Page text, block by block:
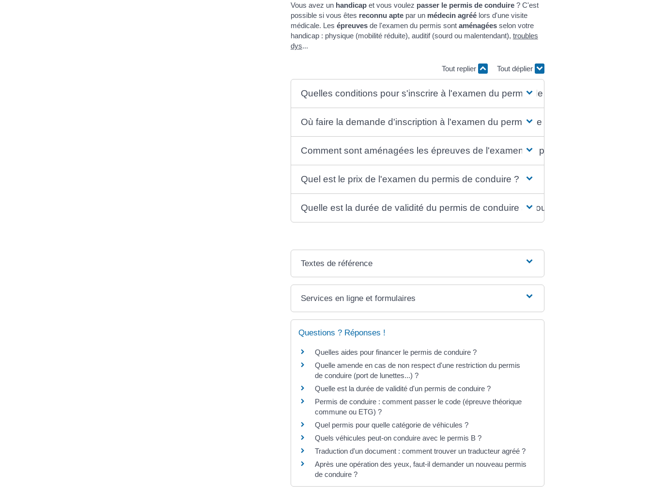
Vous avez un handicapet vous voulez passer le permis de conduire? C'est
possible si vous êtes reconnu aptepar un médecin agréélors d'une visite
médicale. Les épreuvesde l'examen du permis sont aménagéesselon votre
handicap : physique (mobilité réduite), auditif (sourd ou malentendant), troubles
dys...
Tout replier Tout déplier
Quelles conditions pour s'inscrire à l'examen du permis de conduire ?
Où faire la demande d'inscription à l'examen du permis de conduire ?
Comment sont aménagées les épreuves de l'examen du permis de conduire si
Quel est le prix de l'examen du permis de conduire ?
Quelle est la durée de validité du permis de conduire si vous avez un handicap ?
Textes de référence
Services en ligne et formulaires
Questions ? Réponses !
Quelles aides pour financer le permis de conduire ?
Quelle amende en cas de non respect d'une restriction du permis
de conduire (port de lunettes...) ?
Quelle est la durée de validité d'un permis de conduire ?
Permis de conduire : comment passer le code (épreuve théorique
commune ou ETG) ?
Quel permis pour quelle catégorie de véhicules ?
Quels véhicules peut-on conduire avec le permis B ?
Traduction d'un document : comment trouver un traducteur agréé ?
Après une opération des yeux, faut-il demander un nouveau permis
de conduire ?